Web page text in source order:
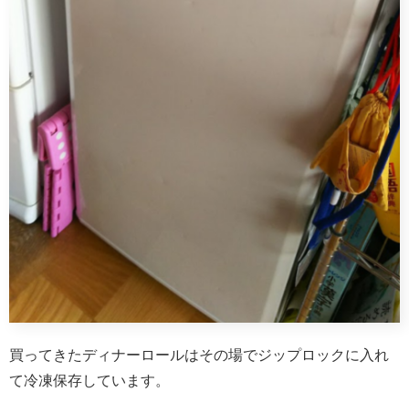
買ってきたディナーロールはその場でジップロックに入れ
て冷凍保存しています。